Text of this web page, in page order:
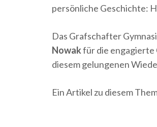
persönliche Geschichte:
Das Grafschafter
Nowakfür die engagierte
diesem gelungenen
Ein Artikel zu diesem